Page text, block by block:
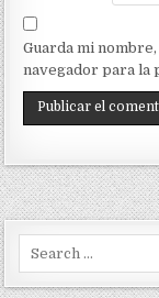
Guarda mi
navegador para la